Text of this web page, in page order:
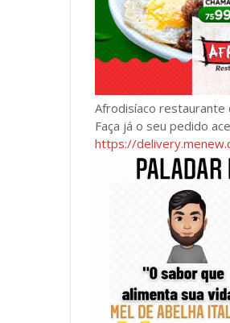
Afrodisíaco restaurante
Faça já o seu pedido
https://